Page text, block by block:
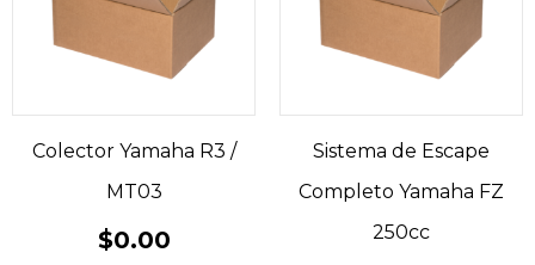
Colector Yamaha R3 /
MT03
$0.00
Sistema de Escape
Completo Yamaha FZ
250cc